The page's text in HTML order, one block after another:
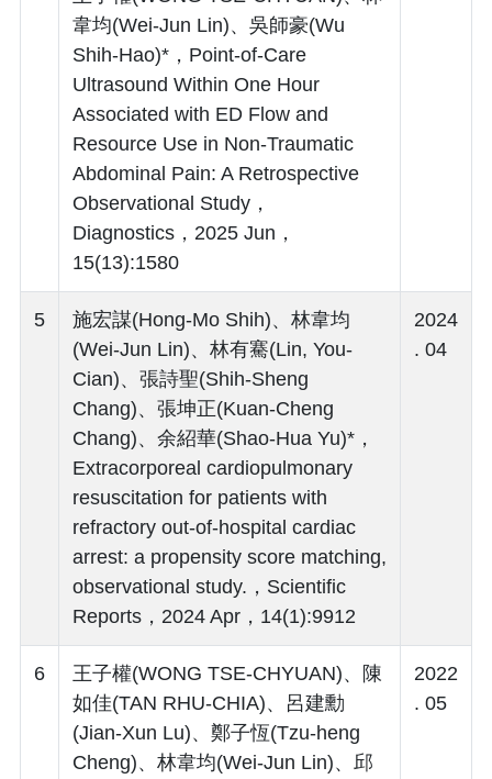
韋均(Wei-Jun Lin)、吳師豪(Wu
Shih-Hao)*，Point-of-Care
Ultrasound Within One Hour
Associated with ED Flow and
Resource Use in Non-Traumatic
Abdominal Pain: A Retrospective
Observational Study，
Diagnostics，2025 Jun，
15(13):1580
5
施宏謀(Hong-Mo Shih)、林韋均
(Wei-Jun Lin)、林有騫(Lin, You-
Cian)、張詩聖(Shih-Sheng
Chang)、張坤正(Kuan-Cheng
Chang)、余紹華(Shao-Hua Yu)*，
Extracorporeal cardiopulmonary
resuscitation for patients with
refractory out-of-hospital cardiac
arrest: a propensity score matching,
observational study.，Scientific
Reports，2024 Apr，14(1):9912
2024
. 04
6
王子權(WONG TSE-CHYUAN)、陳
如佳(TAN RHU-CHIA)、呂建勳
(Jian-Xun Lu)、鄭子恆(Tzu-heng
Cheng)、林韋均(Wei-Jun Lin)、邱
2022
. 05